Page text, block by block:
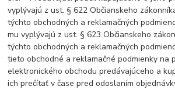
vyplývajú z ust. § 622 Občianskeho
týchto obchodných a reklamačných
mu vyplývajú z ust. § 623 Občianskeho
týchto obchodných a reklamačných
tieto obchodné a reklamačné podmienky na
elektronického obchodu predávajúceho a
ich prečítať v čase pred odoslaním